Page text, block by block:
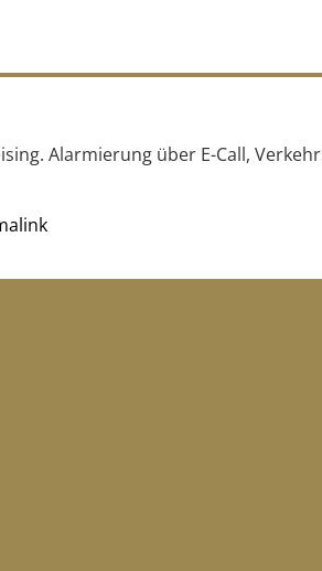
Alarmierung über E-Call,